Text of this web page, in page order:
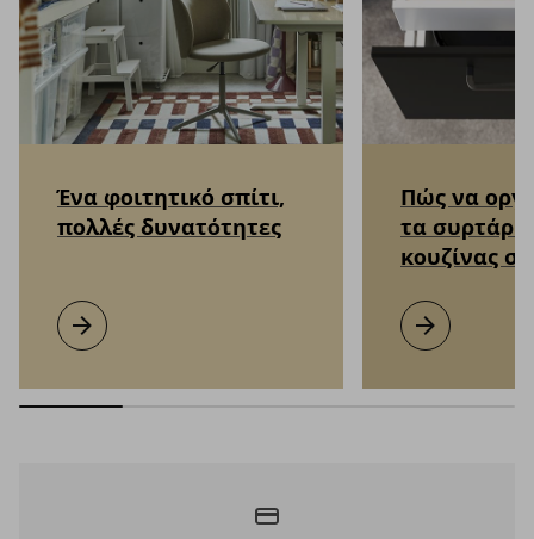
Ένα φοιτητικό σπίτι,
πολλές δυνατότητες
Ένα φοιτητικό σπίτι, πολλές δυνατότητες
Μάθετε περισσότερα
Πώς να
τα
κουζίνας
Πώς να
Μάθετε